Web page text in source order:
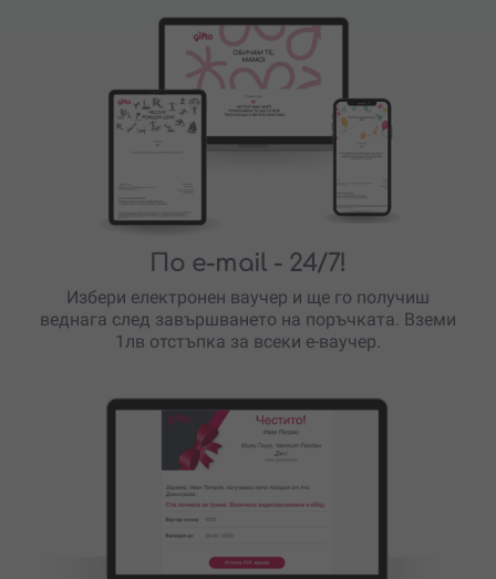
По e-mail - 24/7!
Избери електронен ваучер и ще го получиш
веднага след завършването на поръчката. Вземи
1лв отстъпка за всеки е-ваучер.